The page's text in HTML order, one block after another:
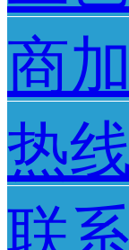
商
热线
联